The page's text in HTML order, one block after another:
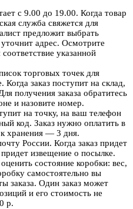
с 9.00 до 19.00. Когда товар
служба свяжется для
предложит выбрать
адрес. Осмотрите
указанной
торговых точек для
Когда заказ поступит на склад,
получения заказа обратитесь
и назовите номер.
на точку, на ваш телефон
код. Заказ нужно оплатить в
хранения — 3 дня.
России. Когда заказ придет
извещение о посылке.
состояние коробки: вес,
самостоятельно вы
заказа. Один заказ может
и его стоимость не
р.